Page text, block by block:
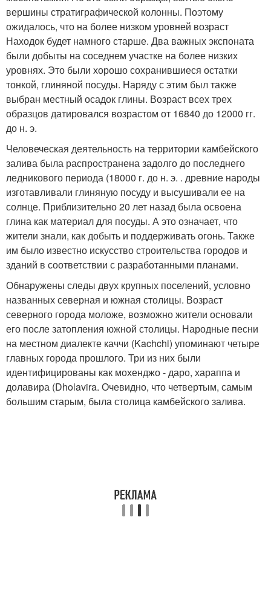
вершины стратиграфической колонны. Поэтому
ожидалось, что на более низком уровней возраст
Находок будет намного старше. Два важных экспоната
были добыты на соседнем участке на более низких
уровнях. Это были хорошо сохранившиеся остатки
тонкой, глиняной посуды. Наряду с этим был также
выбран местный осадок глины. Возраст всех трех
образцов датировался возрастом от 16840 до 12000 гг.
до н. э.
Человеческая деятельность на территории камбейского
залива была распространена задолго до последнего
ледникового периода (18000 г. до н. э. . древние народы
изготавливали глиняную посуду и высушивали ее на
солнце. Приблизительно 20 лет назад была освоена
глина как материал для посуды. А это означает, что
жители знали, как добыть и поддерживать огонь. Также
им было известно искусство строительства городов и
зданий в соответствии с разработанными планами.
Обнаружены следы двух крупных поселений, условно
названных северная и южная столицы. Возраст
северного города моложе, возможно жители основали
его после затопления южной столицы. Народные песни
на местном диалекте каччи (Kachchi) упоминают четыре
главных города прошлого. Три из них были
идентифицированы как мохенджо - даро, хараппа и
долавира (Dholavira. Очевидно, что четвертым, самым
большим старым, была столица камбейского залива.